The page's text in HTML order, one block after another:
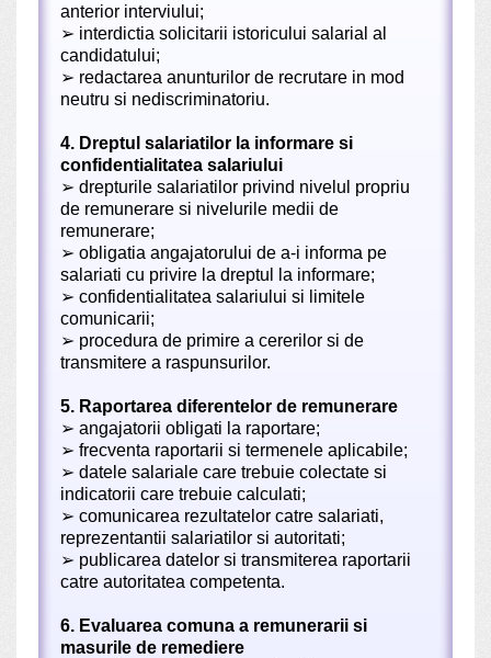
anterior interviului;
➢ interdictia solicitarii istoricului salarial al
candidatului;
➢ redactarea anunturilor de recrutare in mod
neutru si nediscriminatoriu.
4. Dreptul salariatilor la informare si
confidentialitatea salariului
➢ drepturile salariatilor privind nivelul propriu
de remunerare si nivelurile medii de
remunerare;
➢ obligatia angajatorului de a-i informa pe
salariati cu privire la dreptul la informare;
➢ confidentialitatea salariului si limitele
comunicarii;
➢ procedura de primire a cererilor si de
transmitere a raspunsurilor.
5. Raportarea diferentelor de remunerare
➢ angajatorii obligati la raportare;
➢ frecventa raportarii si termenele aplicabile;
➢ datele salariale care trebuie colectate si
indicatorii care trebuie calculati;
➢ comunicarea rezultatelor catre salariati,
reprezentantii salariatilor si autoritati;
➢ publicarea datelor si transmiterea raportarii
catre autoritatea competenta.
6. Evaluarea comuna a remunerarii si
masurile de remediere